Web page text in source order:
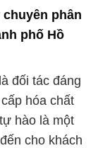
chuyên phân
phố Hồ
đối tác đáng
hóa chất
hào là một
cho khách